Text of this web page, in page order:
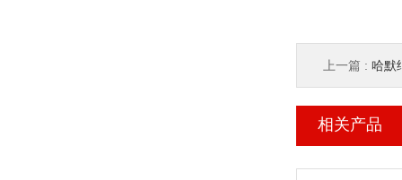
上一篇 : 哈默
相关产品